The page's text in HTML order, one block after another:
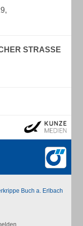
STRASSE
Buch a. Erlbach